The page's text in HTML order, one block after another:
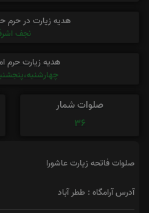
هدیه زیارت در
نجف
هدیه زیارت حرم
صلوات شمار
36
صلوات فاتحه زیارت عاشورا
آدرس آرامگاه : ططر آباد